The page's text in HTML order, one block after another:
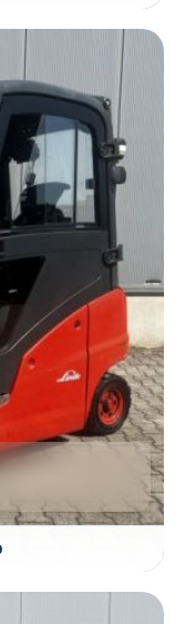
€
втора употреба
€